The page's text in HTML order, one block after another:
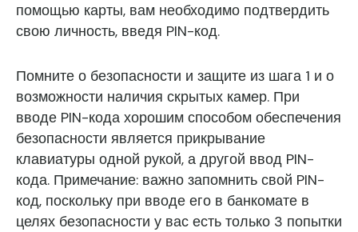
помощью карты, вам необходимо подтвердить
свою личность, введя PIN-код.
Помните о безопасности и защите из шага 1 и о
возможности наличия скрытых камер. При
вводе PIN-кода хорошим способом обеспечения
безопасности является прикрывание
клавиатуры одной рукой, а другой ввод PIN-
кода. Примечание: важно запомнить свой PIN-
код, поскольку при вводе его в банкомате в
целях безопасности у вас есть только 3 попытки